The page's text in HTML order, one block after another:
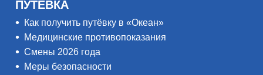
ПУТЁВКА
Как получить путёвку в «Океан»
Медицинские противопоказания
Смены 2026 года
Меры безопасности